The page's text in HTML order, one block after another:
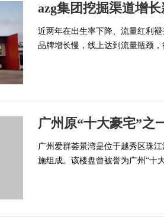
azg集团挖掘渠道增
近两年在出生率下降、流量红利
品牌增长慢，线上达到流量瓶颈
广州原“十大豪宅”之
广州爱群荟景湾是位于越秀区珠
施组成。该楼盘曾被誉为广州“十